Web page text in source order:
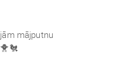
mājputnu